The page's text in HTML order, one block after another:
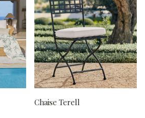
Chaise Terell